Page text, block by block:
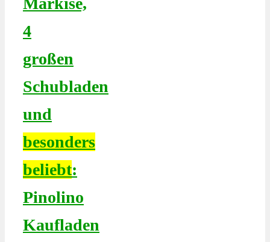
4
großen
Schubladen
und
besonders
beliebt:
Pinolino
Kaufladen